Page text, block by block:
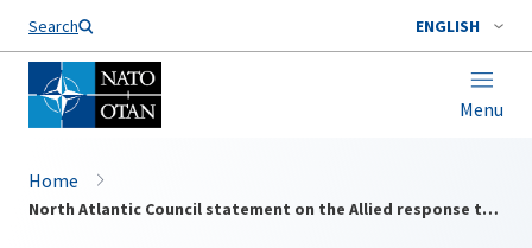
Search ENGLISH
Menu
Home
North Atlantic Council statement on the Allied response to Russia's withdrawal from the Treaty on Conventional Armed Forces in Europe